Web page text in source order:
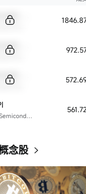
NXP Semiconductors
念股